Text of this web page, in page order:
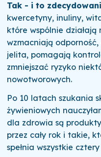
Tak - i to
kwercetyny, inuliny,
które wspólnie
wzmacniają
jelita, pomagają
zmniejszać ryzyko
nowotworowych.
Po 10 latach szukania
żywieniowych
dla zdrowia są
przez cały rok i takie,
spełnia wszystkie